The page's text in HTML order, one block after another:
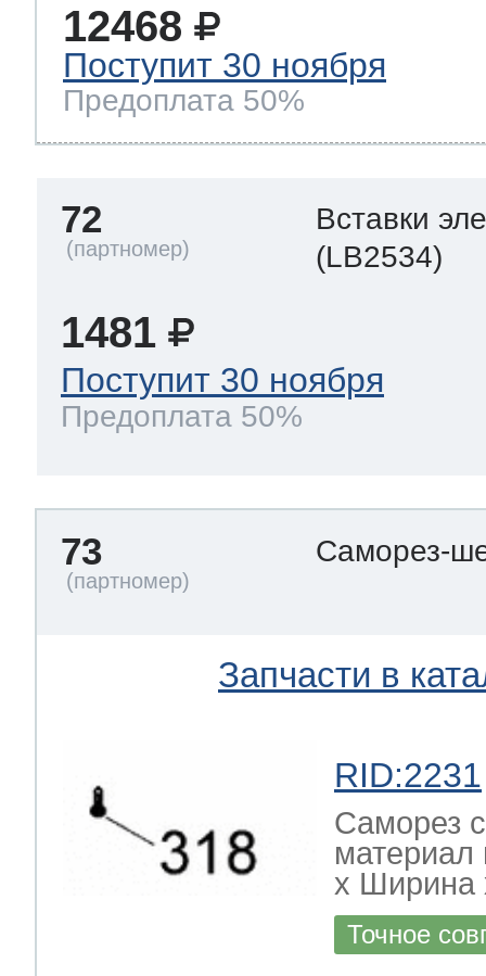
12468
Поступит 30 ноября
Предоплата 50%
72
Вставки
(LB2534)
1481
Поступит 30 ноября
Предоплата 50%
73 Саморез-
Запчасти в
RID:2231
Саморез
х Ширина
Точное